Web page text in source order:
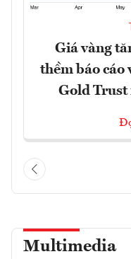
Giá vàng
thềm báo cáo
Gold Trust
Multimedia